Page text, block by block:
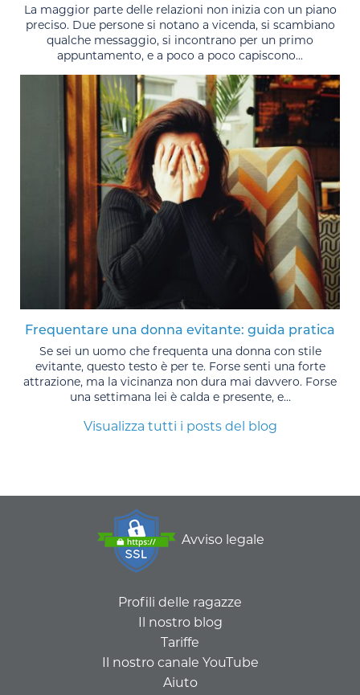
La maggior parte delle relazioni non inizia con un piano
preciso. Due persone si notano a vicenda, si scambiano
qualche messaggio, si incontrano per un primo
appuntamento, e a poco a poco capiscono...
Frequentare una donna evitante: guida pratica
Se sei un uomo che frequenta una donna con stile
evitante, questo testo è per te. Forse senti una forte
attrazione, ma la vicinanza non dura mai davvero. Forse
una settimana lei è calda e presente, e...
Visualizza tutti i posts del blog
Avviso legale
Profili delle ragazze
Il nostro blog
Tariffe
Il nostro canale YouTube
Aiuto